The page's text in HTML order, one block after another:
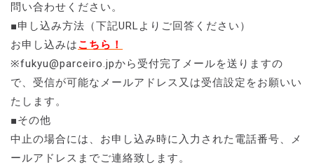
問い合わせください。
■申し込み方法（下記URLよりご回答ください）
お申し込みはこちら！
※fukyu@parceiro.jpから受付完了メールを送りますの
で、受信が可能なメールアドレス又は受信設定をお願いい
たします。
■その他
中止の場合には、お申し込み時に入力された電話番号、メ
ールアドレスまでご連絡致します。